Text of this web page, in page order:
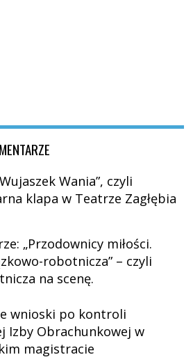
Wania”, czyli
klapa w Teatrze Zagłębia
„Przodownicy miłości.
robotnicza” – czyli
na scenę.
wnioski po kontroli
Izby Obrachunkowej w
magistracie